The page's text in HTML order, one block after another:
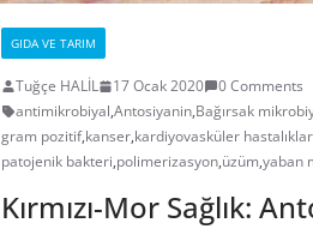
GIDA VE TARIM
Tuğçe HALİL 17 Ocak 2020
0 Comments
antimikrobiyal,Antosiyanin,Bağırsak
gram pozitif,kanser,kardiyovasküler hastalıklar
patojenik bakteri,polimerizasyon,üzüm,yaban
Kırmızı-Mor Sağlık: